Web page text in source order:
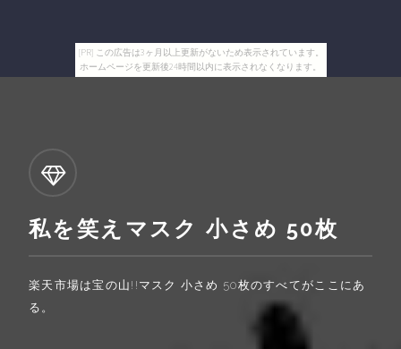
[PR] この広告は3ヶ月以上更新がないため表示されています。
ホームページを更新後24時間以内に表示されなくなります。
私を笑えマスク 小さめ 50枚
楽天市場は宝の山!!マスク 小さめ 50枚のすべてがここにあ
る。